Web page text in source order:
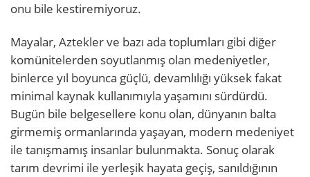
onu bile kestiremiyoruz.
Mayalar, Aztekler ve bazı ada toplumları gibi diğer
komünitelerden soyutlanmış olan medeniyetler,
binlerce yıl boyunca güçlü, devamlılığı yüksek fakat
minimal kaynak kullanımıyla yaşamını sürdürdü.
Bugün bile belgesellere konu olan, dünyanın balta
girmemiş ormanlarında yaşayan, modern medeniyet
ile tanışmamış insanlar bulunmakta. Sonuç olarak
tarım devrimi ile yerleşik hayata geçiş, sanıldığının